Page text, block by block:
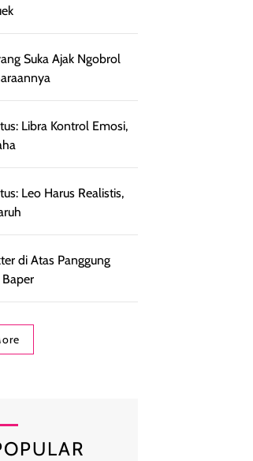
Suka Ajak Ngobrol
Libra Kontrol Emosi,
Leo Harus Realistis,
di Atas Panggung